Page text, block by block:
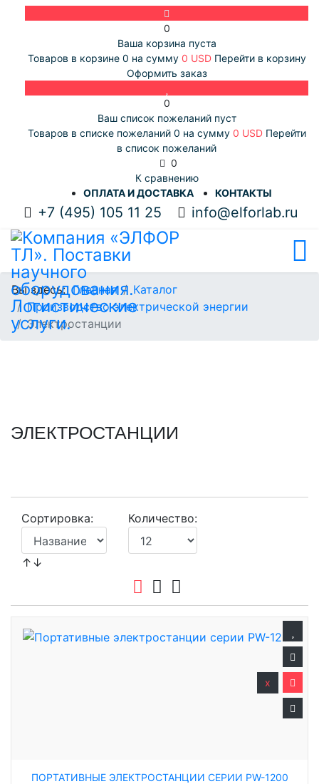
0
Ваша корзина пуста
Товаров в корзине 0 на сумму 0 USD Перейти в корзину
Оформить заказ
0
Ваш список пожеланий пуст
Товаров в списке пожеланий 0 на сумму 0 USD Перейти
в список пожеланий
0
К сравнению
ОПЛАТА И ДОСТАВКА
КОНТАКТЫ
+7 (495) 105 11 25 info@elforlab.ru
Вы здесь:Главная
Каталог
Производство электрической энергии
Электростанции
ЭЛЕКТРОСТАНЦИИ
Сортировка:
↑↓
Количество:
ПОРТАТИВНЫЕ ЭЛЕКТРОСТАНЦИИ СЕРИИ PW-1200
x